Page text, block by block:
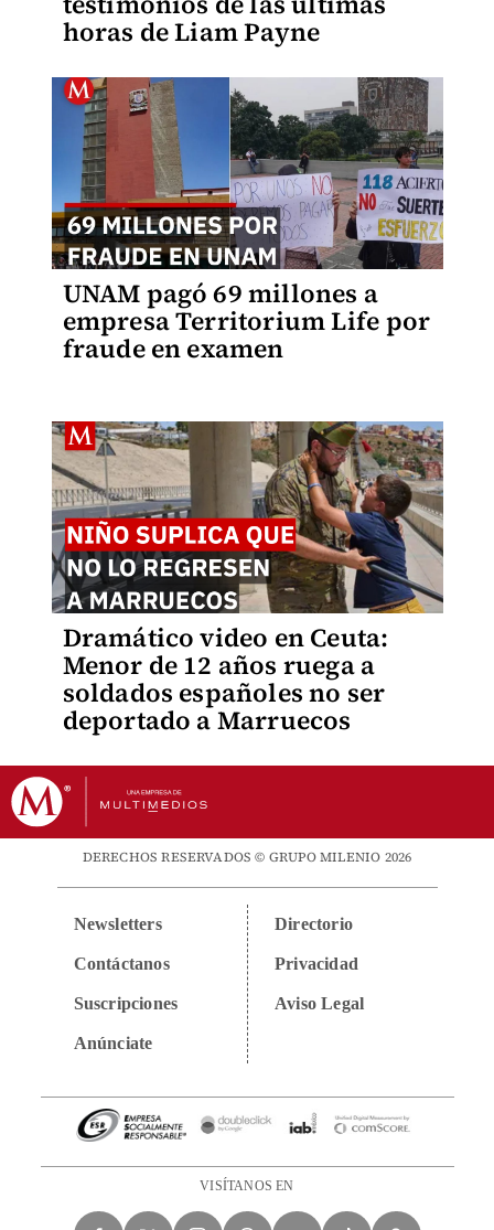
horas de Liam Payne
UNAM pagó 69 millones a
empresa Territorium Life por
fraude en examen
Dramático video en Ceuta:
Menor de 12 años ruega a
soldados españoles no ser
deportado a Marruecos
DERECHOS RESERVADOS © GRUPO MILENIO 2026
Newsletters
Contáctanos
Suscripciones
Anúnciate
Directorio
Privacidad
Aviso Legal
VISÍTANOS EN